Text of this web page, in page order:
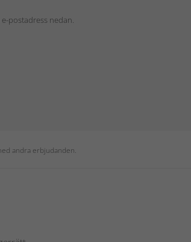
e-postadress nedan.
andra erbjudanden.